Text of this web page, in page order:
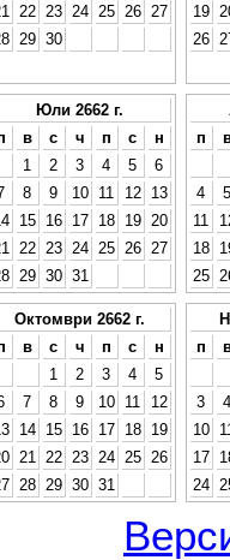
22 23 24 25 26
27
29 30
19
26
Юли 2662 г.
в с ч п с
н
1
2 3 4 5
6
8 9 10 11 12
13
15 16 17 18 19
20
22 23 24 25 26
27
29 30 31
п
4
5
11
18
25
Октомври 2662 г.
в с ч п с
н
1
2 3 4
5
7 8 9 10 11
12
14 15 16 17 18
19
21 22 23 24 25
26
28 29 30 31
п
3
4
10
17
24